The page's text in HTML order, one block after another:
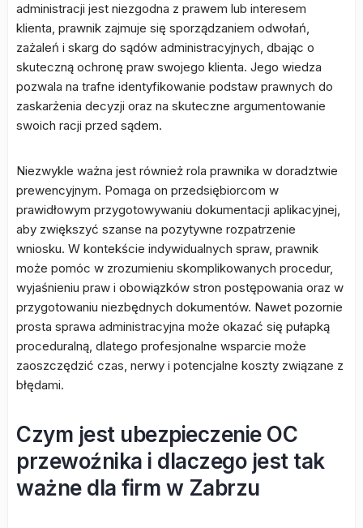
administracji jest niezgodna z prawem lub interesem
klienta, prawnik zajmuje się sporządzaniem odwołań,
zażaleń i skarg do sądów administracyjnych, dbając o
skuteczną ochronę praw swojego klienta. Jego wiedza
pozwala na trafne identyfikowanie podstaw prawnych do
zaskarżenia decyzji oraz na skuteczne argumentowanie
swoich racji przed sądem.
Niezwykle ważna jest również rola prawnika w doradztwie
prewencyjnym. Pomaga on przedsiębiorcom w
prawidłowym przygotowywaniu dokumentacji aplikacyjnej,
aby zwiększyć szanse na pozytywne rozpatrzenie
wniosku. W kontekście indywidualnych spraw, prawnik
może pomóc w zrozumieniu skomplikowanych procedur,
wyjaśnieniu praw i obowiązków stron postępowania oraz w
przygotowaniu niezbędnych dokumentów. Nawet pozornie
prosta sprawa administracyjna może okazać się pułapką
proceduralną, dlatego profesjonalne wsparcie może
zaoszczędzić czas, nerwy i potencjalne koszty związane z
błędami.
Czym jest ubezpieczenie OC
przewoźnika i dlaczego jest tak
ważne dla firm w Zabrzu